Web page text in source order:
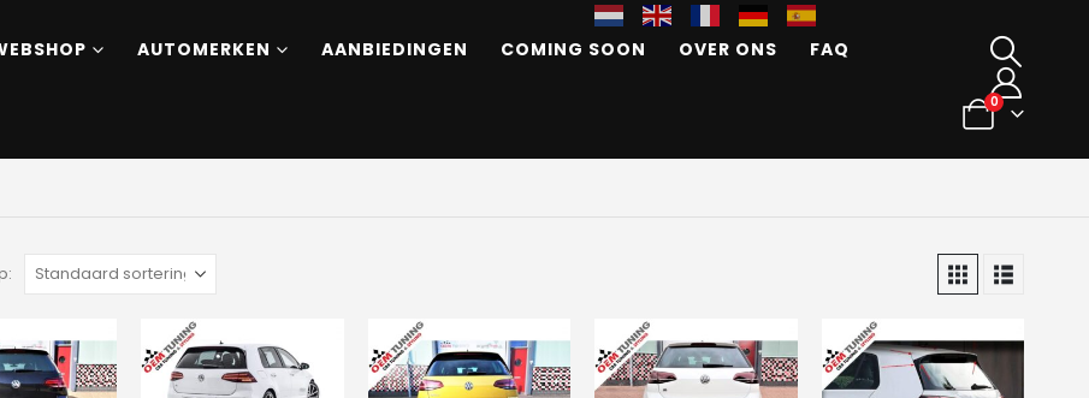
AUTOMERKEN AANBIEDINGEN COMING SOON OVER ONS FAQ
0